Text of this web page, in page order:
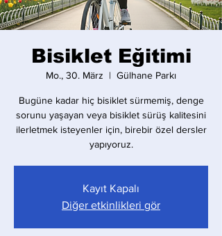
Bisiklet Eğitimi
Mo., 30. März
  |
Gülhane Parkı
Bugüne kadar hiç bisiklet sürmemiş, denge
sorunu yaşayan veya bisiklet sürüş kalitesini
ilerletmek isteyenler için, birebir özel dersler
yapıyoruz.
Kayıt Kapalı
Diğer etkinlikleri gör